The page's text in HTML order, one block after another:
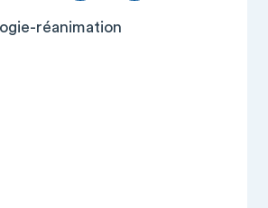
réanimation